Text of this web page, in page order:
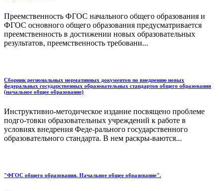
Преемственность ФГОС начального общего образования и
ФГОС основного общего образования предусматривается
преемственность в достижении новых образовательных
результатов, преемственность требовани...
Сборник региональных нормативных документов по внедрению новых
федеральных государственных образовательных стандартов общего образования
(начальное общее образование)
Инструктивно-методическое издание посвящено проблеме
подго-товки образовательных учреждений к работе в
условиях внедрения Феде-рального государственного
образовательного стандарта. В нем раскры-ваются...
"ФГОС общего образования. Начальное общее образование".